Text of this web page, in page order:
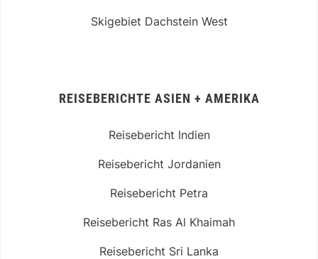
Skigebiet Dachstein West
REISEBERICHTE ASIEN + AMERIKA
Reisebericht Indien
Reisebericht Jordanien
Reisebericht Petra
Reisebericht Ras Al Khaimah
Reisebericht Sri Lanka